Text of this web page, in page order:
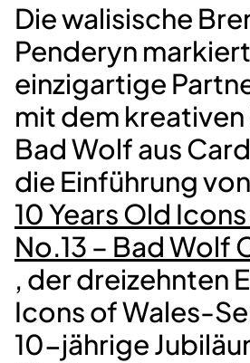
Die walisische
Penderyn
einzigartige
mit dem
Bad Wolf aus
die Einführung von
10 Years Old
No.13 – Bad Wolf
, der dreizehnten
Icons of Wales-
10-jährige